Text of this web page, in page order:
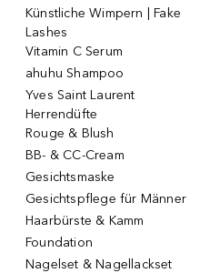
Künstliche Wimpern | Fake
Lashes
Vitamin C Serum
ahuhu Shampoo
Yves Saint Laurent
Herrendüfte
Rouge & Blush
BB- & CC-Cream
Gesichtsmaske
Gesichtspflege für Männer
Haarbürste & Kamm
Foundation
Nagelset & Nagellackset